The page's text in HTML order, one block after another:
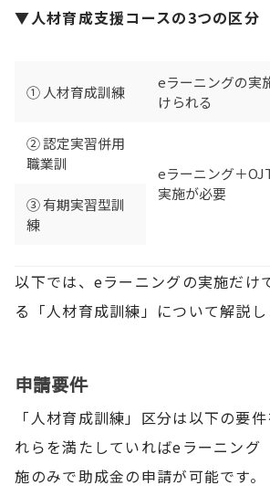
▼人材育成支援コースの3つの区分
① 人材育成訓練
eラーニングの実
けられる
② 認定実習併用
職業訓
eラーニング＋
実施が必要
③ 有期実習型訓
練
以下では、eラーニングの実施だけ
る「人材育成訓練」について解説し
申請要件
「人材育成訓練」区分は以下の要
れらを満たしていればeラーニング
施のみで助成金の申請が可能です。